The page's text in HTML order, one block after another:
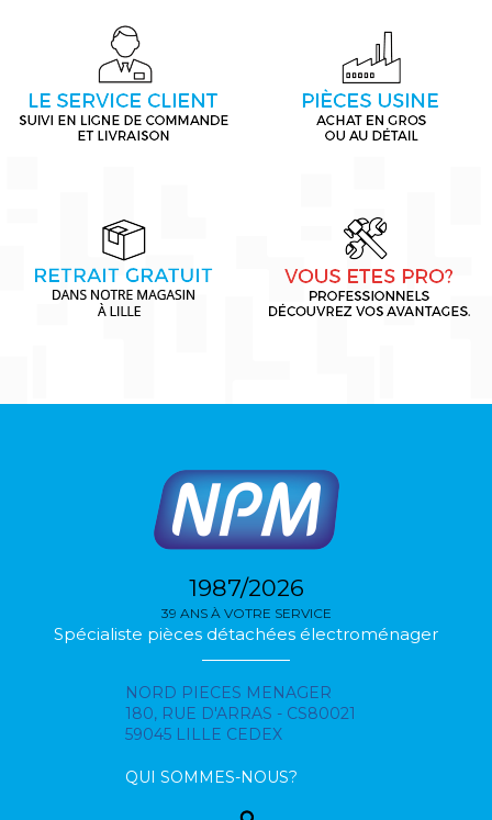
1987/2026
39 ANS À VOTRE SERVICE
Spécialiste pièces détachées électroménager
NORD PIECES MENAGER
180, RUE D'ARRAS - CS80021
59045 LILLE CEDEX
QUI SOMMES-NOUS?